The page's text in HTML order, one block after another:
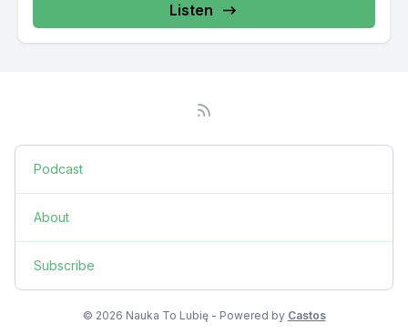
Listen
Podcast
About
Subscribe
© 2026 Nauka To Lubię - Powered by Castos